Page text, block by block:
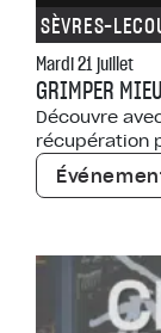
SÈVRES-
Mardi 21 juillet
GRIMPER
Découvre
récupération